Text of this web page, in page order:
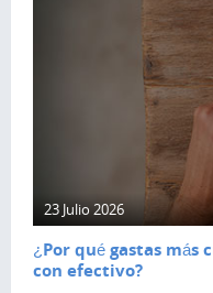
23 Julio 2026
¿Por qué gastas
con efectivo?